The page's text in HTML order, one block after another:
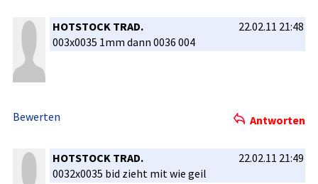
HOTSTOCK TRAD.
22.02.11 21:48
003x0035 1mm dann 0036 004
Bewerten Antworten
HOTSTOCK TRAD.
22.02.11 21:49
0032x0035 bid zieht mit wie geil